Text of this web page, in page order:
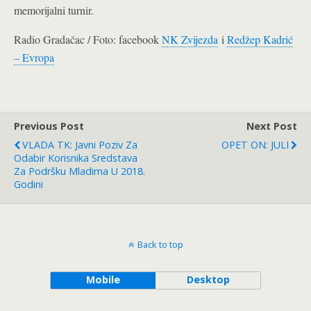
memorijalni turnir.
Radio Gradačac / Foto: facebookNK Zvijezda i Redžep Kadrić
– Evropa
Previous Post
VLADA TK: Javni Poziv Za
Odabir Korisnika Sredstava
Za Podršku Mladima U 2018.
Godini
Next Post
OPET ON: JULI
Back to top
Mobile Desktop